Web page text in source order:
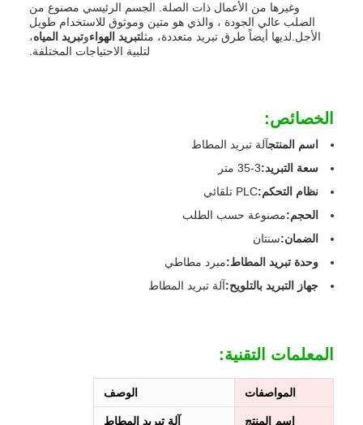
وغيرها من الأعمال ذات الصلة. الجسم الرئيسي مصنوع من
الصلب عالي الجودة ، والذي هو متين وموثوق للاستخدام طويل
الأجل.لديها أيضاً طرق تبريد متعددة، مثلتبريد الهواءوتبريد المياه،
لتلبية الاحتياجات المختلفة.
الخصائص:
اسم المنتجآلة تبريد المطاط
سعة التبريد:3-35 متر
نظام التحكم:PLC تلقائي
الحجم:مصنوعة حسب الطلب
الضمان:سنتان
وحدة تبريد المطاط:مبرد مطاطي
جهاز التبريد بالتلويح:آلة تبريد المطاط
المعلمات التقنية:
المواصفات الوصف
اسم المنتج آلة تبريد المطاط